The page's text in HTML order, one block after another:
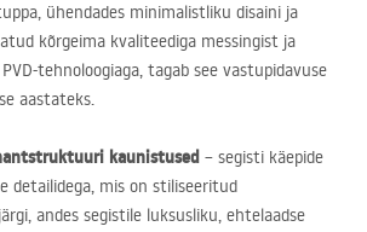
ühendades minimalistliku disaini ja
kõrgeima kvaliteediga messingist ja
PVD-tehnoloogiaga, tagab see vastupidavuse
aastateks.
kaunistused – segisti käepide
detailidega, mis on stiliseeritud
andes segistile luksusliku, ehtelaadse